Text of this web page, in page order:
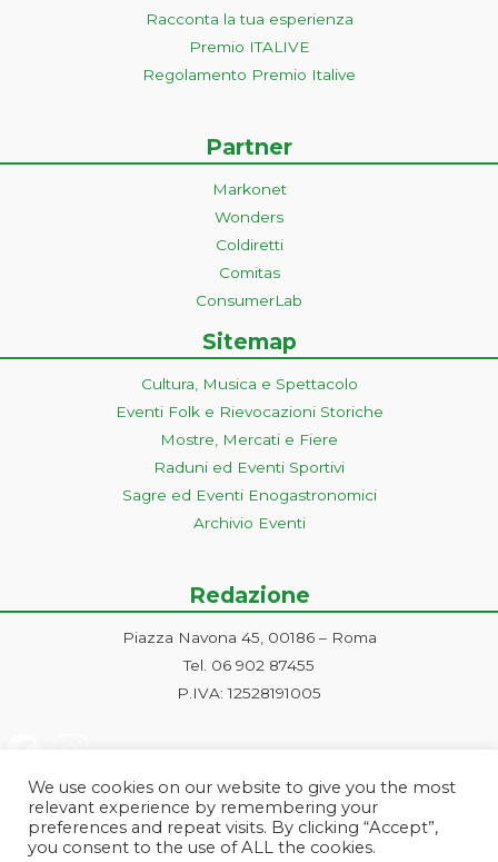
Racconta la tua esperienza
Premio ITALIVE
Regolamento Premio Italive
Partner
Markonet
Wonders
Coldiretti
Comitas
ConsumerLab
Sitemap
Cultura, Musica e Spettacolo
Eventi Folk e Rievocazioni Storiche
Mostre, Mercati e Fiere
Raduni ed Eventi Sportivi
Sagre ed Eventi Enogastronomici
Archivio Eventi
Redazione
Piazza Navona 45, 00186 – Roma
Tel. 06 902 87455
P.IVA: 12528191005
We use cookies on our website to give you the most
relevant experience by remembering your
preferences and repeat visits. By clicking “Accept”,
you consent to the use of ALL the cookies.